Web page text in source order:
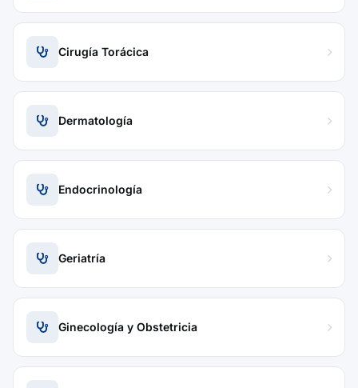
Cirugía Torácica
Dermatología
Endocrinología
Geriatría
Ginecología y Obstetricia